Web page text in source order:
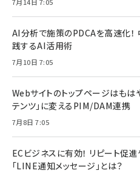
AI分析で施策のPDCAを高速化
践するAI活用術
7月10日 7:05
Webサイトのトップページはもは
テンツ」に変えるPIM/DAM連携
7月8日 7:05
ECビジネスに有効！ リピート促
「LINE通知メッセージ」とは？